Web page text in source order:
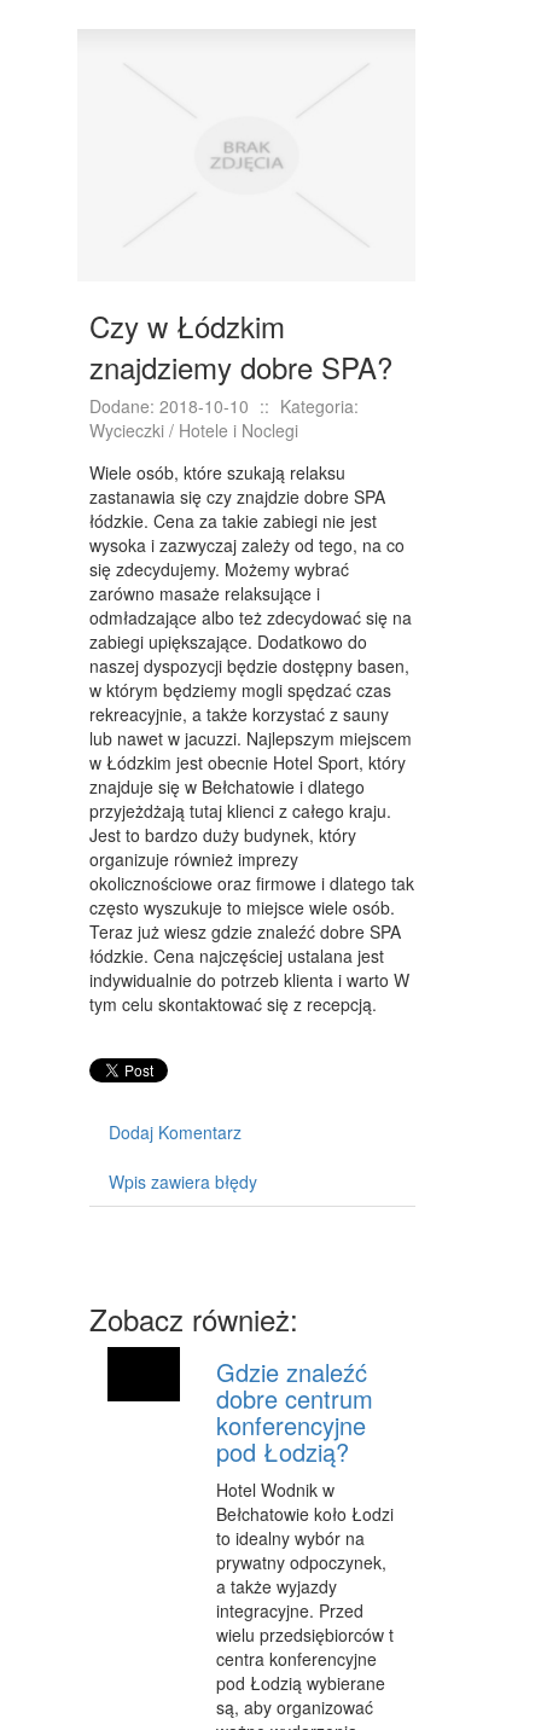
NIERUCHOMOŚCI, DZIAŁKI
KURSY JĘZYKOWE
KURSY I SZKOLENIA
TŁUMACZENIA
BIZNES ONLINE
BIŻUTERIA
DLA DZIECI
MEBLE
WYPOSAŻENIE WNĘTRZ
WYPOSAŻENIE ŁAZIENKI
ODZIEŻ
SPORT
ELEKTRONIKA, RTV, AGD
ART. DLA ZWIERZĄT
OGRÓD, ROŚLINY
CHEMIA
ART. SPOŻYWCZE
MATERIAŁY EKSPLOATACYJNE
MASZYNY
PRZEWÓZ
TRANSPORT
CZĘŚCI SAMOCHODOWE
USŁUGI MOTORYZACYJNE
SALONY, KOMISY
PUBLIC RELATIONS
AGENCJE REKLAMOWE
MATERIAŁY REKLAMOWE
Czy w Łódzkim
znajdziemy dobre SPA?
Dodane: 2018-10-10 :: Kategoria:
Wycieczki / Hotele i Noclegi
Wiele osób, które szukają relaksu
zastanawia się czy znajdzie dobre SPA
łódzkie. Cena za takie zabiegi nie jest
wysoka i zazwyczaj zależy od tego, na co
się zdecydujemy. Możemy wybrać
zarówno masaże relaksujące i
odmładzające albo też zdecydować się na
zabiegi upiększające. Dodatkowo do
naszej dyspozycji będzie dostępny basen,
w którym będziemy mogli spędzać czas
rekreacyjnie, a także korzystać z sauny
lub nawet w jacuzzi. Najlepszym miejscem
w Łódzkim jest obecnie Hotel Sport, który
znajduje się w Bełchatowie i dlatego
przyjeżdżają tutaj klienci z całego kraju.
Jest to bardzo duży budynek, który
organizuje również imprezy
okolicznościowe oraz firmowe i dlatego tak
często wyszukuje to miejsce wiele osób.
Teraz już wiesz gdzie znaleźć dobre SPA
łódzkie. Cena najczęściej ustalana jest
indywidualnie do potrzeb klienta i warto W
tym celu skontaktować się z recepcją.
Dodaj Komentarz
Wpis zawiera błędy
Zobacz również:
Gdzie znaleźć
dobre centrum
konferencyjne
pod Łodzią?
Hotel Wodnik w
Bełchatowie koło Łodzi
to idealny wybór na
prywatny odpoczynek,
a także wyjazdy
integracyjne. Przed
wielu przedsiębiorców t
centra konferencyjne
pod Łodzią wybierane
są, aby organizować